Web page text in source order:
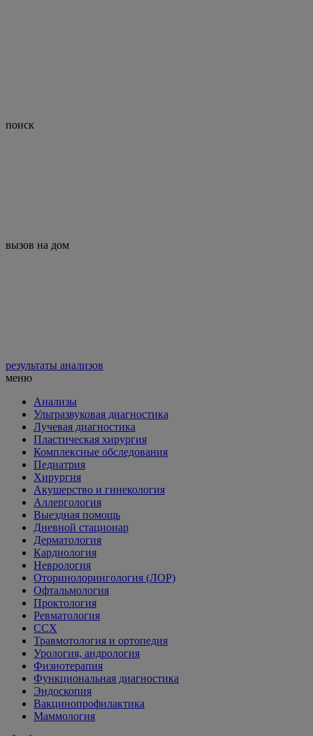
поиск
вызов на дом
результаты анализов
меню
Анализы
Ультразвуковая диагностика
Лучевая диагностика
Пластическая хирургия
Комплексные обследования
Педиатрия
Хирургия
Акушерство и гинекология
Аллергология
Выездная помощь
Дневной стационар
Дерматология
Кардиология
Неврология
Оторинолорингология (ЛОР)
Офтальмология
Проктология
Ревматология
ССХ
Травмотология и ортопедия
Урология, андрология
Физиотерапия
Функциональная диагностика
Эндоскопия
Вакцинопрофилактика
Маммология